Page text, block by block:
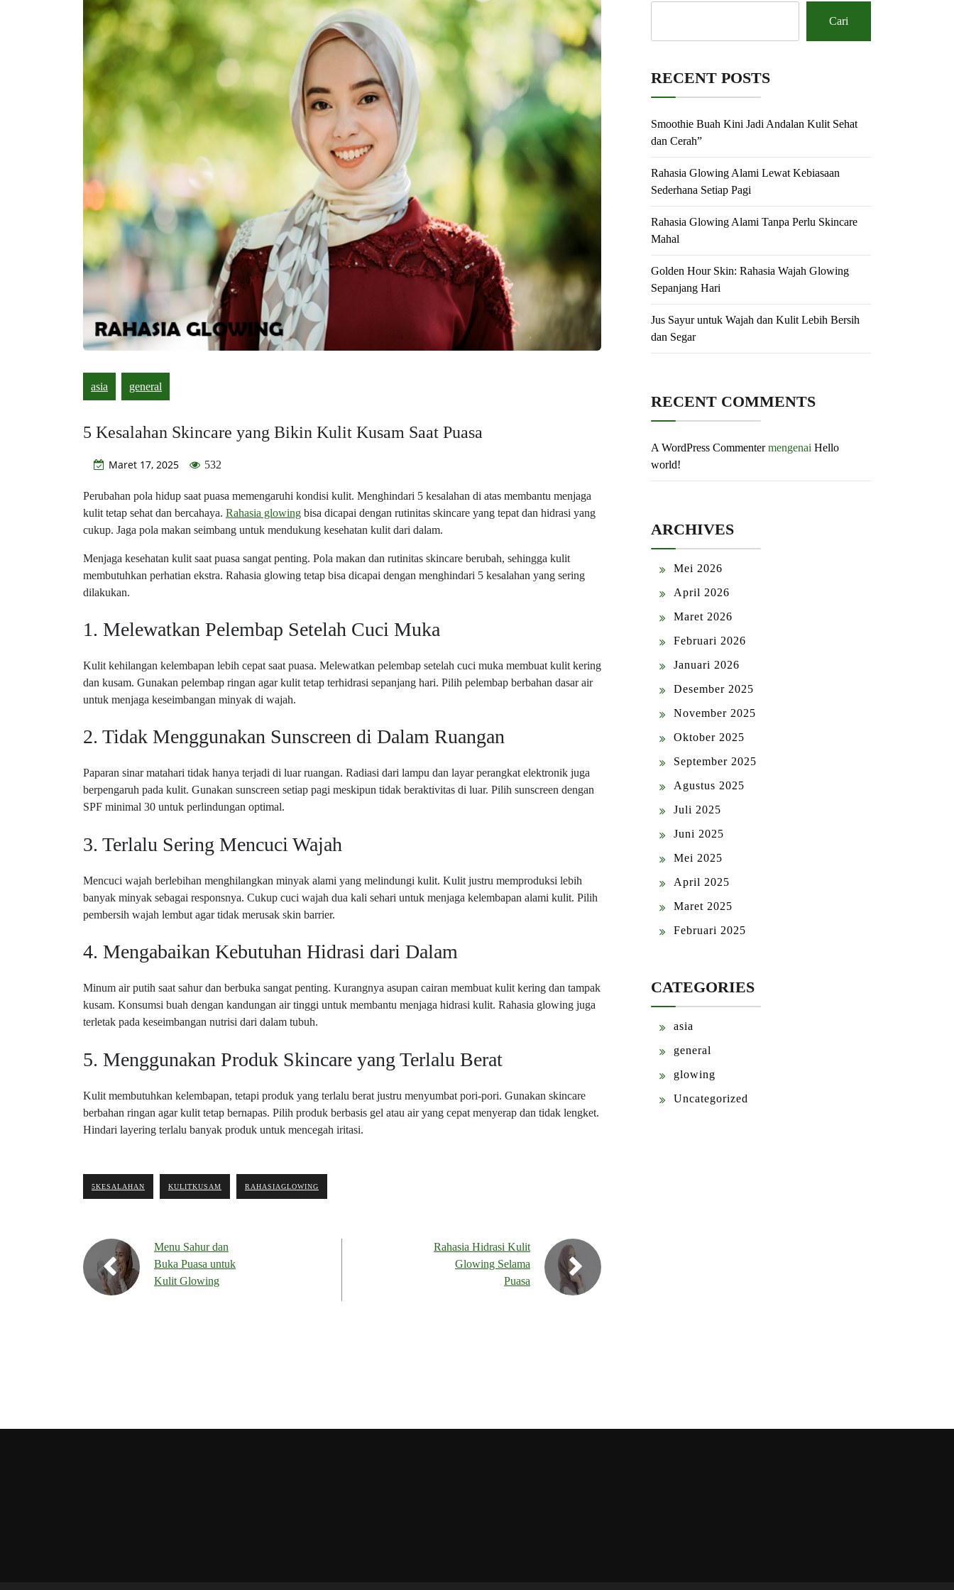
asia general
5 Kesalahan Skincare yang Bikin Kulit Kusam Saat Puasa
Maret 17, 2025 532
Perubahan pola hidup saat puasa memengaruhi kondisi kulit. Menghindari 5 kesalahan di atas membantu menjaga
kulit tetap sehat dan bercahaya. Rahasia glowing bisa dicapai dengan rutinitas skincare yang tepat dan hidrasi yang
cukup. Jaga pola makan seimbang untuk mendukung kesehatan kulit dari dalam.
Menjaga kesehatan kulit saat puasa sangat penting. Pola makan dan rutinitas skincare berubah, sehingga kulit
membutuhkan perhatian ekstra. Rahasia glowing tetap bisa dicapai dengan menghindari 5 kesalahan yang sering
dilakukan.
1. Melewatkan Pelembap Setelah Cuci Muka
Kulit kehilangan kelembapan lebih cepat saat puasa. Melewatkan pelembap setelah cuci muka membuat kulit kering
dan kusam. Gunakan pelembap ringan agar kulit tetap terhidrasi sepanjang hari. Pilih pelembap berbahan dasar air
untuk menjaga keseimbangan minyak di wajah.
2. Tidak Menggunakan Sunscreen di Dalam Ruangan
Paparan sinar matahari tidak hanya terjadi di luar ruangan. Radiasi dari lampu dan layar perangkat elektronik juga
berpengaruh pada kulit. Gunakan sunscreen setiap pagi meskipun tidak beraktivitas di luar. Pilih sunscreen dengan
SPF minimal 30 untuk perlindungan optimal.
3. Terlalu Sering Mencuci Wajah
Mencuci wajah berlebihan menghilangkan minyak alami yang melindungi kulit. Kulit justru memproduksi lebih
banyak minyak sebagai responsnya. Cukup cuci wajah dua kali sehari untuk menjaga kelembapan alami kulit. Pilih
pembersih wajah lembut agar tidak merusak skin barrier.
4. Mengabaikan Kebutuhan Hidrasi dari Dalam
Minum air putih saat sahur dan berbuka sangat penting. Kurangnya asupan cairan membuat kulit kering dan tampak
kusam. Konsumsi buah dengan kandungan air tinggi untuk membantu menjaga hidrasi kulit. Rahasia glowing juga
terletak pada keseimbangan nutrisi dari dalam tubuh.
5. Menggunakan Produk Skincare yang Terlalu Berat
Kulit membutuhkan kelembapan, tetapi produk yang terlalu berat justru menyumbat pori-pori. Gunakan skincare
berbahan ringan agar kulit tetap bernapas. Pilih produk berbasis gel atau air yang cepat menyerap dan tidak lengket.
Hindari layering terlalu banyak produk untuk mencegah iritasi.
5KESALAHAN KULITKUSAM RAHASIAGLOWING
Menu Sahur dan
Buka Puasa untuk
Kulit Glowing
Rahasia Hidrasi Kulit
Glowing Selama
Puasa
Cari
RECENT POSTS
Smoothie Buah Kini Jadi Andalan Kulit Sehat
dan Cerah”
Rahasia Glowing Alami Lewat Kebiasaan
Sederhana Setiap Pagi
Rahasia Glowing Alami Tanpa Perlu Skincare
Mahal
Golden Hour Skin: Rahasia Wajah Glowing
Sepanjang Hari
Jus Sayur untuk Wajah dan Kulit Lebih Bersih
dan Segar
RECENT COMMENTS
A WordPress Commentermengenai Hello
world!
ARCHIVES
Mei 2026
April 2026
Maret 2026
Februari 2026
Januari 2026
Desember 2025
November 2025
Oktober 2025
September 2025
Agustus 2025
Juli 2025
Juni 2025
Mei 2025
April 2025
Maret 2025
Februari 2025
CATEGORIES
asia
general
glowing
Uncategorized